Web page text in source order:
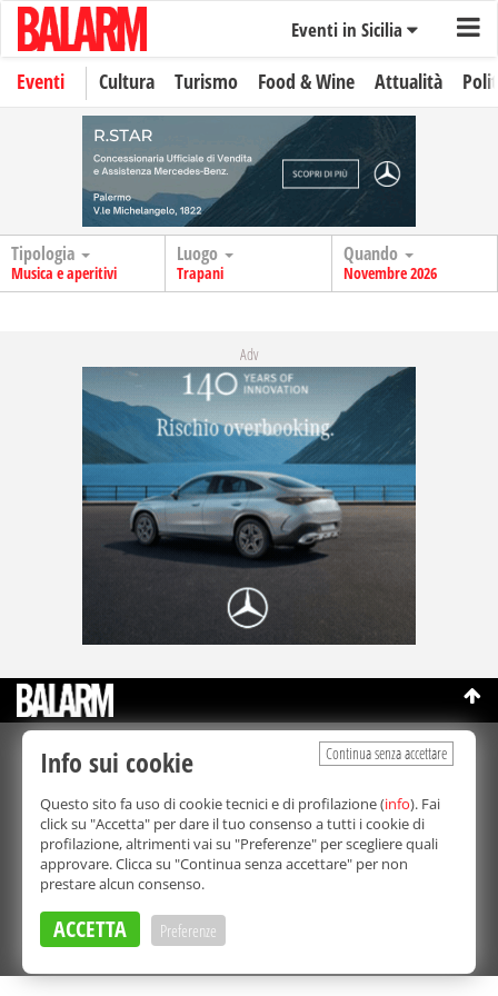
Eventi in Sicilia
Eventi Cultura Turismo Food & Wine Attualità
Tipologia
Musica e aperitivi
Luogo
Trapani
Quando
Novembre 2026
Adv
©Copyright 2003-2026
Bmedia Srl
La riproduzione totale o parziale di tutti i contenuti, in qualunque
forma, su qualsiasi supporto è proibita.
Balarm.it è una testata giornalistica registrata. Autorizzazione del
Tribunale di Palermo n° 32 del 21/10/2003
Direttore responsabile:Fabio Ricotta
Privacy e Cookie Policy
Continua senza accettare
Info sui cookie
Questo sito fa uso di cookie tecnici e di profilazione (info). Fai
click su "Accetta" per dare il tuo consenso a tutti i cookie di
profilazione, altrimenti vai su "Preferenze" per scegliere quali
approvare. Clicca su "Continua senza accettare" per non
prestare alcun consenso.
ACCETTA Preferenze